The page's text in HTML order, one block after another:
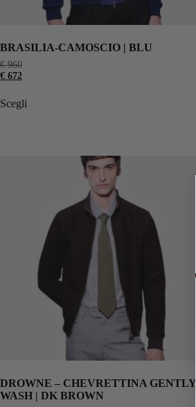
BRASILIA-CAMOSCIO | BLU
€960
€ 672
Scegli
DROWNE – CHEVRETTINA GENTLY
WASH | DK BROWN